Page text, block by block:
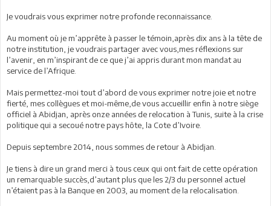
Je voudrais vous exprimer notre profonde reconnaissance.
Au moment où je m’apprête à passer le témoin,après dix ans à la tête de
notre institution, je voudrais partager avec vous,mes réflexions sur
l’avenir, en m’inspirant de ce que j’ai appris durant mon mandat au
service de l’Afrique.
Mais permettez-moi tout d’abord de vous exprimer notre joie et notre
fierté, mes collègues et moi-même,de vous accueillir enfin à notre siège
officiel à Abidjan, après onze années de relocation à Tunis, suite à la crise
politique qui a secoué notre pays hôte, la Cote d’Ivoire.
Depuis septembre 2014, nous sommes de retour à Abidjan.
Je tiens à dire un grand merci à tous ceux qui ont fait de cette opération
un remarquable succès,d’autant plus que les 2/3 du personnel actuel
n’étaient pas à la Banque en 2003, au moment de la relocalisation.